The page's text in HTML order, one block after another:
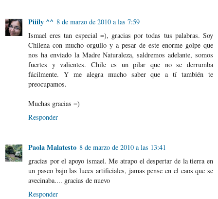
Piiily ^^ 8 de marzo de 2010 a las 7:59
Ismael eres tan especial =), gracias por todas tus palabras. Soy
Chilena con mucho orgullo y a pesar de este enorme golpe que
nos ha enviado la Madre Naturaleza, saldremos adelante, somos
fuertes y valientes. Chile es un pilar que no se derrumba
fácilmente. Y me alegra mucho saber que a tí también te
preocupamos.
Muchas gracias =)
Responder
Paola Malatesto 8 de marzo de 2010 a las 13:41
gracias por el apoyo ismael. Me atrapo el despertar de la tierra en
un paseo bajo las luces artificiales, jamas pense en el caos que se
avecinaba.... gracias de nuevo
Responder